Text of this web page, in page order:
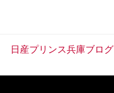
日産プリンス兵庫ブログ